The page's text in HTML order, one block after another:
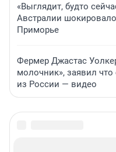
«Выглядит, будто
Австралии
Приморье
Фермер Джастас
молочник», заявил
из России — видео